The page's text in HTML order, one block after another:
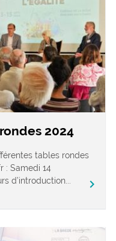
2024
tables rondes
: Samedi 14
d’introduction...
chevron_right